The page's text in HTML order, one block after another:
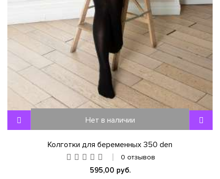
Нет в наличии
Колготки для беременных 350 den
0 отзывов
595,00 руб.